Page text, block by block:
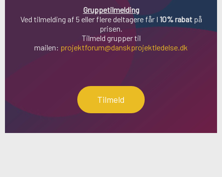
Gruppetilmelding
Ved tilmelding af 5 eller flere deltagerefår I 10% rabatpå
prisen.
Tilmeld grupper til
mailen: projektforum@danskprojektledelse.dk
Tilmeld